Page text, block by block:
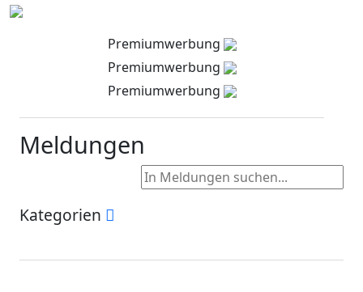
Premiumwerbung
Premiumwerbung
Premiumwerbung
Meldungen
Kategorien